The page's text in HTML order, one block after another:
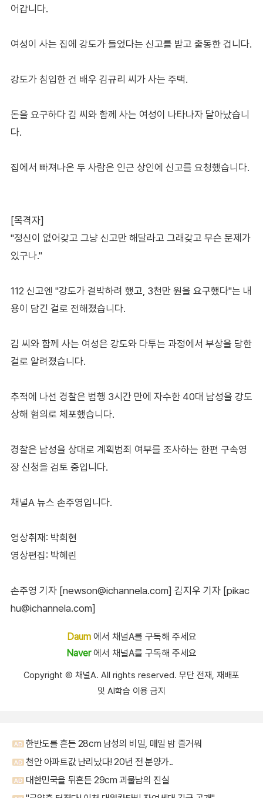
어갑니다.
여성이 사는 집에 강도가 들었다는 신고를 받고 출동한 겁니다.
강도가 침입한 건 배우 김규리 씨가 사는 주택.
돈을 요구하다 김 씨와 함께 사는 여성이 나타나자 달아났습니
다.
집에서 빠져나온 두 사람은 인근 상인에 신고를 요청했습니다.
[목격자]
"정신이 없어갖고 그냥 신고만 해달라고 그래갖고 무슨 문제가
있구나."
112 신고엔 "강도가 결박하려 했고, 3천만 원을 요구했다"는 내
용이 담긴 걸로 전해졌습니다.
김 씨와 함께 사는 여성은 강도와 다투는 과정에서 부상을 당한
걸로 알려졌습니다.
추적에 나선 경찰은 범행 3시간 만에 자수한 40대 남성을 강도
상해 혐의로 체포했습니다.
경찰은 남성을 상대로 계획범죄 여부를 조사하는 한편 구속영
장 신청을 검토 중입니다.
채널A 뉴스 손주영입니다.
영상취재: 박희현
영상편집: 박혜린
손주영 기자 [newson@ichannela.com] 김지우 기자 [pikac
hu@ichannela.com]
Daum에서 채널A를 구독해 주세요
Naver에서 채널A를 구독해 주세요
Copyright Ⓒ 채널A. All rights reserved. 무단 전재, 재배포
및 AI학습 이용 금지